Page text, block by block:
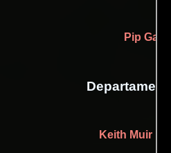
Pip
Keith Muir